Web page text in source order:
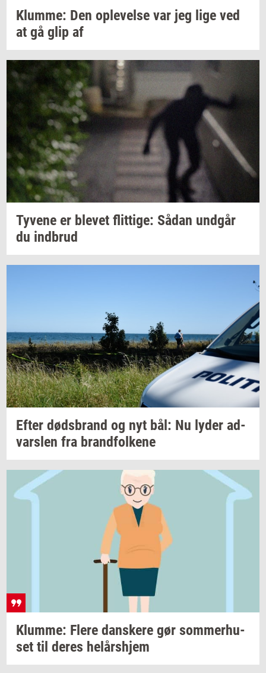
Klum­me: Den op­le­vel­se var jeg lige ved
at gå glip af
Ty­ve­ne er ble­vet flit­ti­ge: Sådan und­går
du ind­brud
Efter døds­brand og nyt bål: Nu lyder ad­
vars­len fra brand­fol­ke­ne
Klum­me: Flere dan­ske­re gør som­mer­hu­
set til deres helårs­hjem